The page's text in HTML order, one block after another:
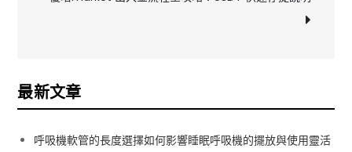
覽
最新文章
呼吸機軟管的長度選擇如何影響睡眠呼吸機的擺放與使用靈活